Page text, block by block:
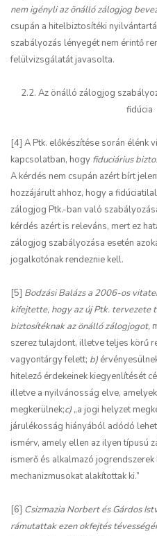
nem igényli az önálló zálogjog
csupán a hitelbiztosítéki
szabályozás lényegét nem érintő
felülvizsgálatát javasolta.
2.2. Az önálló zálogjog
fidúcia
[4] A Ptk. előkészítése során élénk
kapcsolatban, hogy fiduciárius
A kérdés nem csupán azért bírt
hozzájárult ahhoz, hogy a
zálogjog Ptk.-ban való
kérdés azért is releváns, mert ez
zálogjog szabályozása esetén
jogalkotónak rendeznie kell.
[5] Bodzási Balázs a 2006-os
kifejtette, hogy az új Ptk. tervezete
biztosítéknak az önálló zálogjogot,
szerez tulajdont, illetve teljes körű
vagyontárgy felett; b)
hitelező érdekeinek kiegyenlítését
illetve a nyilvánosság elve,
megkerülnek;c) „a jogi helyzet
járulékosság hiányából adódó
ismérv, amely ellen az ilyen típusú
ismerő és alkalmazó
mechanizmusokat alakítottak ki.”
[6] Csizmazia Norbert és Gárdos
rámutattak ezen okfejtés